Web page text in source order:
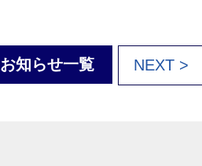
お知らせ一覧 NEXT >